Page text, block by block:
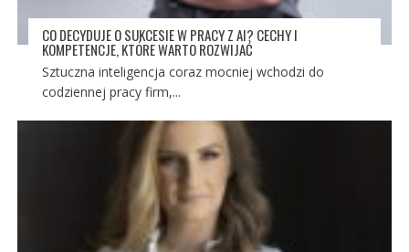
CO DECYDUJE O SUKCESIE W PRACY Z AI? CECHY I
KOMPETENCJE, KTÓRE WARTO ROZWIJAĆ
Sztuczna inteligencja coraz mocniej wchodzi do
codziennej pracy firm,...